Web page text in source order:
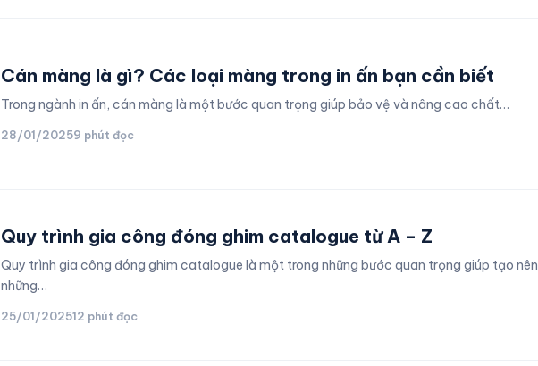
Cán màng là gì? Các loại màng trong in ấn bạn cần biết
Trong ngành in ấn, cán màng là một bước quan trọng giúp bảo vệ và nâng cao chất…
28/01/20259 phút đọc
Quy trình gia công đóng ghim catalogue từ A – Z
Quy trình gia công đóng ghim catalogue là một trong những bước quan trọng giúp tạo nên
những…
25/01/202512 phút đọc